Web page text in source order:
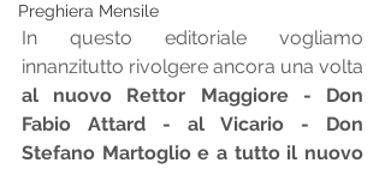
Preghiera Mensile
In questo editoriale vogliamo
al nuovo Rettor Maggiore - Don
Fabio Attard - al Vicario - Don
Stefano Martoglio e a tutto il nuovo